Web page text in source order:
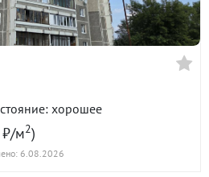
хорошее
₽/м2)
6.08.2026